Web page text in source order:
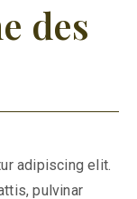
des
adipiscing elit.
pulvinar